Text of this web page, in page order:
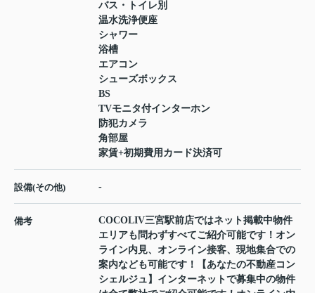
バス・トイレ別
温水洗浄便座
シャワー
浴槽
エアコン
シューズボックス
BS
TVモニタ付インターホン
防犯カメラ
角部屋
家賃+初期費用カード決済可
設備(その他) -
備考
COCOLIV三宮駅前店ではネット掲載中物件
エリアも問わずすべてご紹介可能です！オン
ライン内見、オンライン接客、現地集合での
案内なども可能です！【あなたの不動産コン
シェルジュ】インターネットで募集中の物件